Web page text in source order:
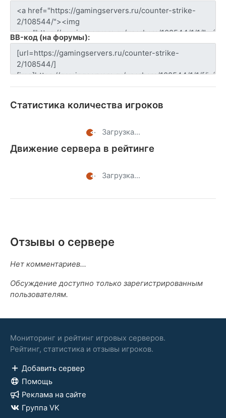
BB-код (на форумы):
Статистика количества игроков
Загрузка...
Движение сервера в рейтинге
Загрузка...
Отзывы о сервере
Нет комментариев...
Обсуждение доступно только зарегистрированным
пользователям.
Мониторинг и рейтинг игровых серверов.
Рейтинг, статистика и отзывы игроков.
Добавить сервер
Помощь
Реклама на сайте
Группа VK